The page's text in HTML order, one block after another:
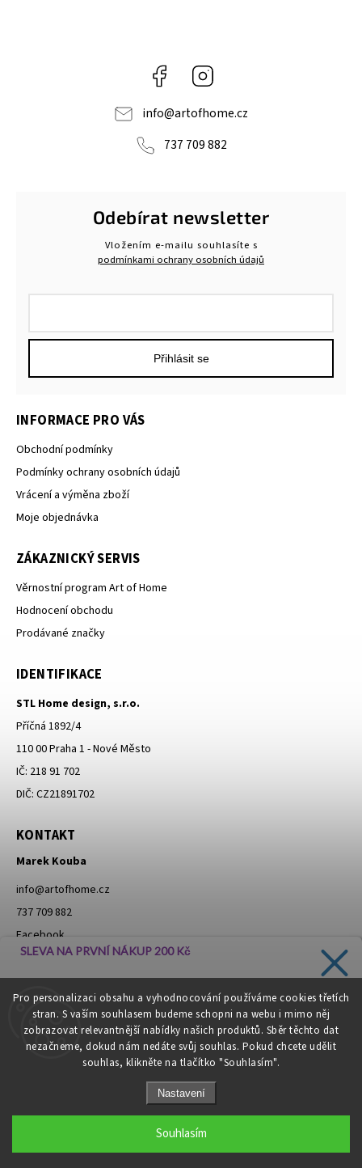
Pro personalizaci obsahu a vyhodnocování používáme cookies třetích
stran. S vaším souhlasem budeme schopni na webu i mimo něj
zobrazovat relevantnější nabídky našich produktů. Sběr těchto dat
nezačneme, dokud nám nedáte svůj souhlas. Pokud chcete udělit
souhlas, klikněte na tlačítko "Souhlasím".
Nastavení
Souhlasím
Facebook
info@artofhome.cz
737 709 882
Odebírat newsletter
Vložením e-mailu souhlasíte s
podmínkami ochrany osobních údajů
Přihlásit se
INFORMACE PRO VÁS
Obchodní podmínky
Podmínky ochrany osobních údajů
Vrácení a výměna zboží
Moje objednávka
ZÁKAZNICKÝ SERVIS
Věrnostní program Art of Home
Hodnocení obchodu
Prodávané značky
IDENTIFIKACE
STL Home design, s.r.o.
Příčná 1892/4
110 00 Praha 1 - Nové Město
IČ: 218 91 702
DIČ: CZ21891702
KONTAKT
Marek Kouba
info@artofhome.cz
737 709 882
Facebook
Instagram
Moje objednávka - odstoupení od smlouvy
SLEVA NA PRVNÍ NÁKUP 200 Kč
slevách přímo do vaší schránky!
Zásady zpracování osobních údajů